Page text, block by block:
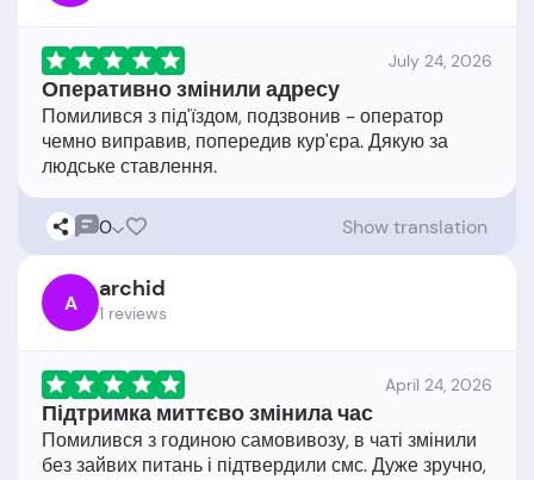
July 24, 2026
Оперативно змінили адресу
Помилився з під'їздом, подзвонив - оператор
чемно виправив, попередив кур'єра. Дякую за
0 Show translation
A archid
1 reviews
April 24, 2026
Підтримка миттєво змінила час
Помилився з годиною самовивозу, в чаті змінили
без зайвих питань і підтвердили смс. Дуже зручно,